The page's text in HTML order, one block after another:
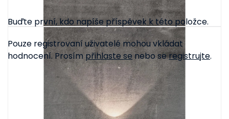
Buďte první, kdo napíše příspěvek k této položce.
Pouze registrovaní uživatelé mohou vkládat
hodnocení. Prosímpřihlaste senebo seregistrujte.